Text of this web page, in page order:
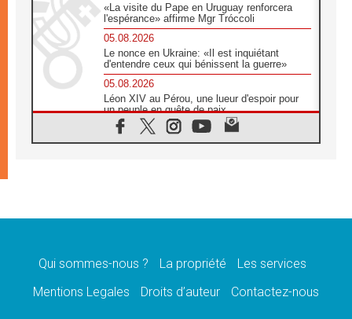
«La visite du Pape en Uruguay renforcera
l'espérance» affirme Mgr Tróccoli
05.08.2026
Le nonce en Ukraine: «Il est inquiétant
d'entendre ceux qui bénissent la guerre»
05.08.2026
Léon XIV au Pérou, une lueur d'espoir pour
un peuple en quête de paix
05.08.2026
SCEAM: L'Église en Afrique vers
en Argentine et au Pérou
Audience générale: la prière est un acte
Qui sommes-nous ? La propriété
Les services
Mentions Legales
Droits d’auteur Contactez-nous